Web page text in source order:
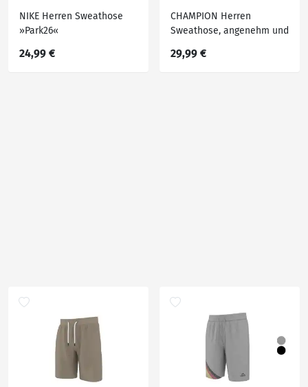
NIKE Herren Sweathose
»Park26«
24,99 €
CHAMPION Herren
Sweathose, angenehm und
29,99 €